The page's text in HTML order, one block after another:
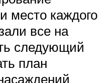
место каждого
все на
следующий
план